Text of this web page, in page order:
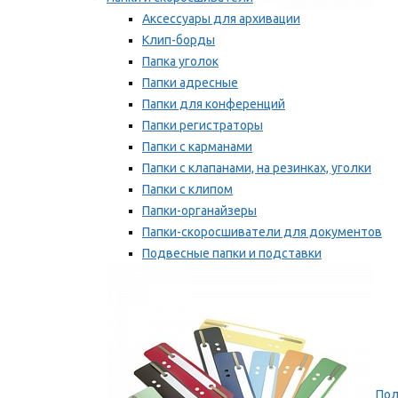
Аксессуары для архивации
Клип-борды
Папка уголок
Папки адресные
Папки для конференций
Папки регистраторы
Папки с карманами
Папки с клапанами, на резинках, уголки
Папки с клипом
Папки-органайзеры
Папки-скоросшиватели для документов
Подвесные папки и подставки